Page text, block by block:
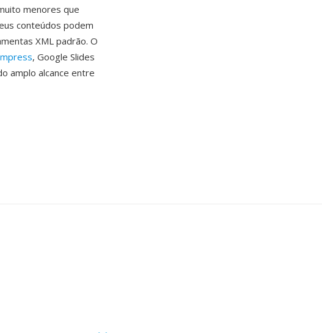
menores que
conteúdos podem
XML padrão. O
, Google Slides
amplo alcance entre